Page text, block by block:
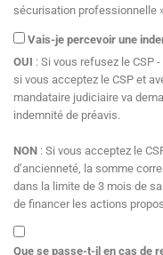
sécurisation professionnelle
Vais-je percevoir une
OUI : Si vous refusez le CSP
si vous acceptez le CSP et
mandataire judiciaire va
indemnité de préavis.
NON : Si vous acceptez le
d’ancienneté, la somme
dans la limite de 3 mois de
de financer les actions
Que se passe-t-il en cas de